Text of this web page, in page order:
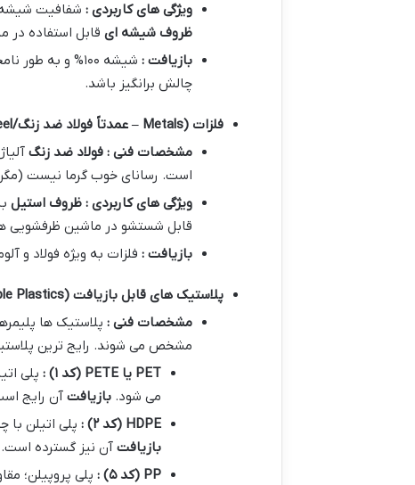
ویژگی های کاربردی : شفافیت شیشه
ظروف شیشه ای قابل استفاده در
بازیافت : شیشه ۱۰۰% و به طور نامحدود
چالش برانگیز باشد.
فلزات (Metals – عمدتاً فولاد ضد زنگ/Stainless Steel)
مشخصات فنی : فولاد ضد زنگ
است. رسانای خوب گرما نیست
ویژگی های کاربردی : ظروف استیل
قابل شستشو در ماشین ظرفشویی
بازیافت : فلزات به ویژه فولاد و
پلاستیک های قابل بازیافت (Recyclable Plastics)
مشخصات فنی :
مشخص می شوند. رایج ترین
PET یا PETE ( کد۱)
: پلی
می شود.بازیافت آن رایج
HDPE ( کد۲)
: پلی اتیلن
بازیافت آن نیز گسترده است.
PP ( کد۵)
: پلی پروپیلن؛